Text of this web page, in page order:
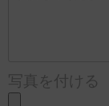
写真を付ける